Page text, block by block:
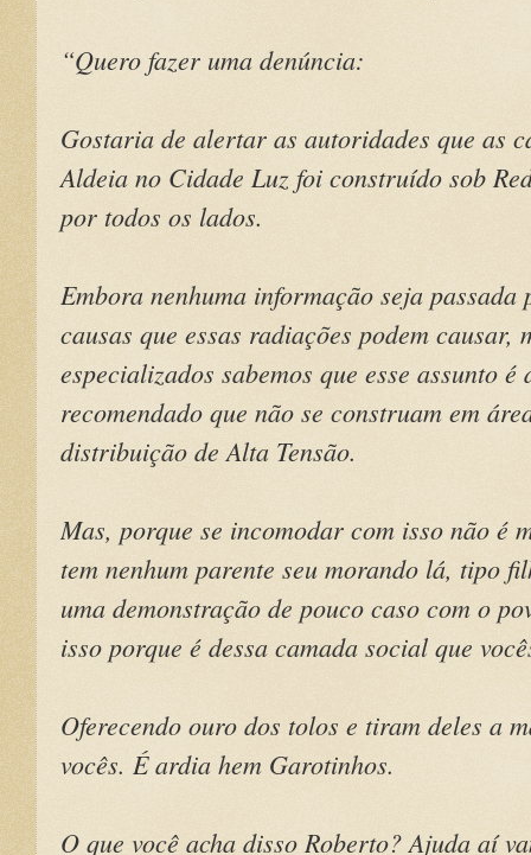
“Quero fazer uma denúncia:
Gostaria de alertar as autoridades que as
Aldeia no Cidade Luz foi construído sob
por todos os lados.
Embora nenhuma informação seja
causas que essas radiações podem causar,
especializados sabemos que esse assunto
recomendado que não se construam em
distribuição de Alta Tensão.
Mas, porque se incomodar com isso não é
tem nenhum parente seu morando lá, tipo
uma demonstração de pouco caso com o
isso porque é dessa camada social que
Oferecendo ouro dos tolos e tiram deles a
vocês. É ardia hem Garotinhos.
O que você acha disso Roberto? Ajuda aí